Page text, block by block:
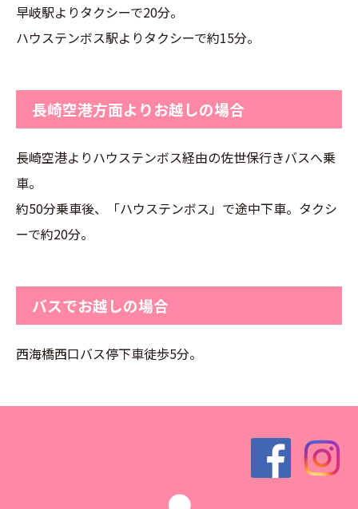
早岐駅よりタクシーで20分。
ハウステンボス駅よりタクシーで約15分。
長崎空港方面よりお越しの場合
長崎空港よりハウステンボス経由の佐世保行きバスへ乗
車。
約50分乗車後、「ハウステンボス」で途中下車。タクシ
ーで約20分。
バスでお越しの場合
西海橋西口バス停下車徒歩5分。